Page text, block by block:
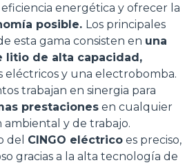
energética y ofrecer la
posible. Los principales
esta gama consisten en una
litio de alta capacidad,
y una electrobomba.
trabajan en sinergia para
prestacionesen cualquier
ambiental y de trabajo.
del CINGO eléctricoes preciso,
gracias a la alta tecnología de